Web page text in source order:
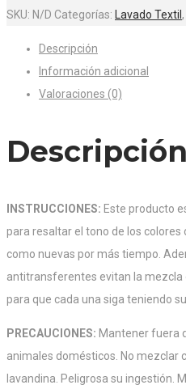
SKU: N/D Categorías: Lavado Textil ,
Descripción
Información adicional
Valoraciones (0)
Descripción
INSTRUCCIONES: Este producto
para resaltar el tono de los
como nuevas por más tiempo.
antitransferentes evitan la mezcla
para que cada una siga teniendo
PRECAUCIONES: Mantener fuera
animales domésticos. No mezclar
lavandina. Peligrosa su ingestión.